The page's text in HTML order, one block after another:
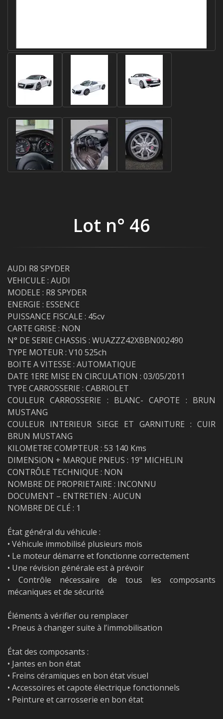
Lot n° 46
AUDI R8 SPYDER
VEHICULE : AUDI
MODELE : R8 SPYDER
ENERGIE : ESSENCE
PUISSANCE FISCALE : 45cv
CARTE GRISE : NON
N° DE SERIE CHASSIS : WUAZZZ42XBBN002490
TYPE MOTEUR : V10 525ch
BOITE A VITESSE : AUTOMATIQUE
DATE 1ERE MISE EN CIRCULATION : 03/05/2011
TYPE CARROSSERIE : CABRIOLET
COULEUR CARROSSERIE : BLANC- CAPOTE : BRUN
MUSTANG
COULEUR INTERIEUR SIEGE ET GARNITURE : CUIR
BRUN MUSTANG
KILOMETRE COMPTEUR : 53 140 Kms
DIMENSION + MARQUE PNEUS : 19" MICHELIN
CONTRÔLE TECHNIQUE : NON
NOMBRE DE PROPRIETAIRE : INCONNU
DOCUMENT – ENTRETIEN : AUCUN
NOMBRE DE CLÉ : 1
État général du véhicule :
• Véhicule immobilisé plusieurs mois
• Le moteur démarre et fonctionne correctement
• Une révision générale est à prévoir
• Contrôle nécessaire de tous les composants
mécaniques et de sécurité
Éléments à vérifier ou remplacer
• Pneus à changer suite à l’immobilisation
État des composants :
• Jantes en bon état
• Freins céramiques en bon état visuel
• Accessoires et capote électrique fonctionnels
• Peinture et carrosserie en bon état